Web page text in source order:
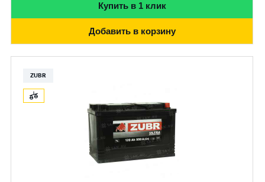
Купить в 1 клик
Добавить в корзину
ZUBR